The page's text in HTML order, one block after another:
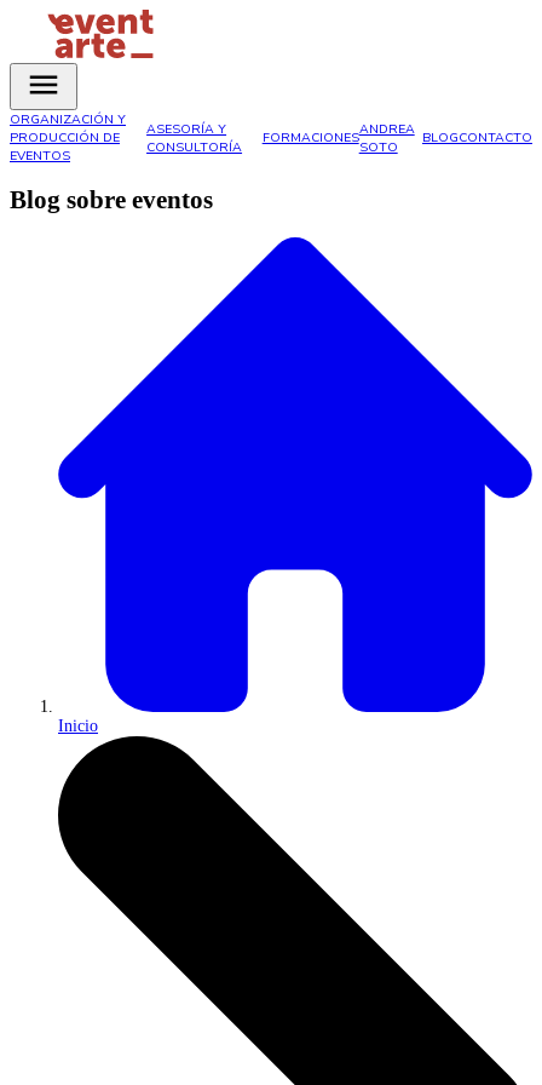
ORGANIZACIÓN Y
PRODUCCIÓN DE
EVENTOS
ASESORÍA Y
CONSULTORÍA
FORMACIONESANDREA
SOTO
BLOGCONTACTO
Blog sobre eventos
Inicio